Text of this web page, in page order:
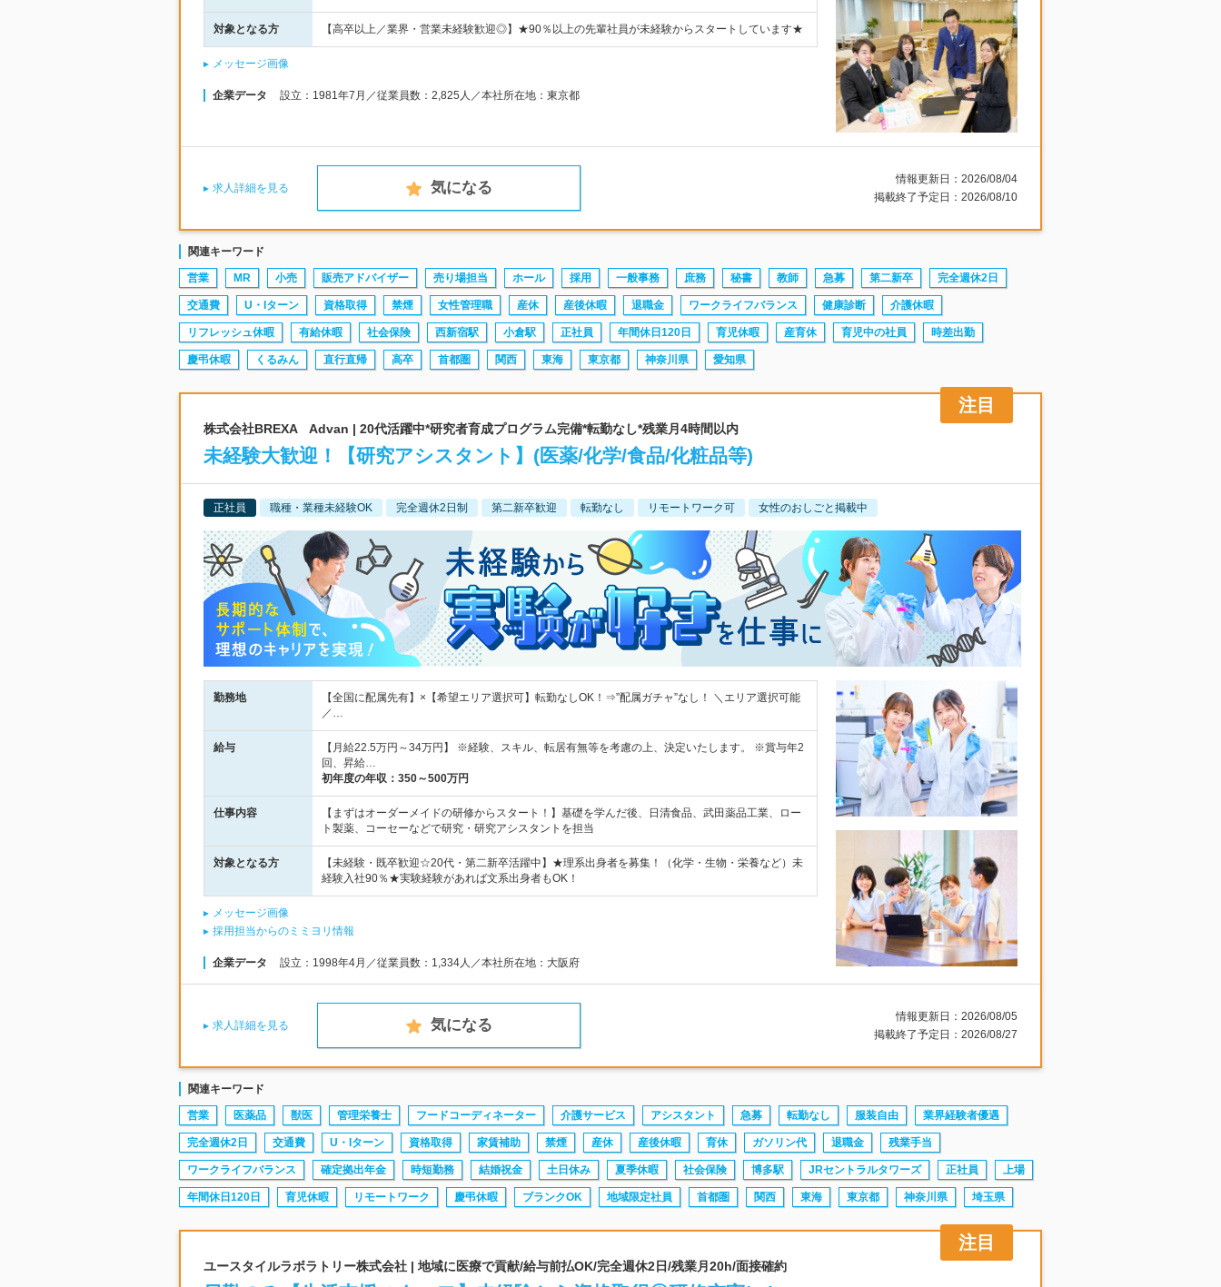
対象となる方 【高卒以上／業界・営業未経験歓迎◎】★90％以上の先輩社員が未経験からスタートしています★
メッセージ画像
企業データ 設立：1981年7月／従業員数：2,825人／本社所在地：東京都
求人詳細を見る 気になる
情報更新日：2026/08/04
掲載終了予定日：2026/08/10
関連キーワード
営業 MR 小売 販売アドバイザー 売り場担当 ホール 採用 一般事務 庶務 秘書 教師 急募 第二新卒 完全週休2日
交通費 U・Iターン 資格取得 禁煙 女性管理職 産休 産後休暇 退職金 ワークライフバランス 健康診断 介護休暇
リフレッシュ休暇 有給休暇 社会保険 西新宿駅 小倉駅 正社員 年間休日120日 育児休暇 産育休 育児中の社員 時差出勤
慶弔休暇 くるみん 直行直帰 高卒 首都圏 関西 東海 東京都 神奈川県 愛知県
株式会社BREXA Advan | 20代活躍中*研究者育成プログラム完備*転勤なし*残業月4時間以内
未経験大歓迎！【研究アシスタント】(医薬/化学/食品/化粧品等)
正社員 職種・業種未経験OK 完全週休2日制 第二新卒歓迎 転勤なし リモートワーク可 女性のおしごと掲載中
勤務地
【全国に配属先有】×【希望エリア選択可】転勤なしOK！⇒”配属ガチャ”なし！ ＼エリア選択可能
／…
給与
【月給22.5万円～34万円】 ※経験、スキル、転居有無等を考慮の上、決定いたします。 ※賞与年2
回、昇給…
初年度の年収： 350～500万円
仕事内容
【まずはオーダーメイドの研修からスタート！】基礎を学んだ後、日清食品、武田薬品工業、ロー
ト製薬、コーセーなどで研究・研究アシスタントを担当
対象となる方
【未経験・既卒歓迎☆20代・第二新卒活躍中】★理系出身者を募集！（化学・生物・栄養など）未
経験入社90％★実験経験があれば文系出身者もOK！
メッセージ画像
採用担当からのミミヨリ情報
企業データ 設立：1998年4月／従業員数：1,334人／本社所在地：大阪府
求人詳細を見る 気になる
情報更新日：2026/08/05
掲載終了予定日：2026/08/27
関連キーワード
営業 医薬品 獣医 管理栄養士 フードコーディネーター 介護サービス アシスタント 急募 転勤なし 服装自由 業界経験者優遇
完全週休2日 交通費 U・Iターン 資格取得 家賃補助 禁煙 産休 産後休暇 育休 ガソリン代 退職金 残業手当
ワークライフバランス 確定拠出年金 時短勤務 結婚祝金 土日休み 夏季休暇 社会保険 博多駅 JRセントラルタワーズ 正社員 上場
年間休日120日 育児休暇 リモートワーク 慶弔休暇 ブランクOK 地域限定社員 首都圏 関西 東海 東京都 神奈川県 埼玉県
ユースタイルラボラトリー株式会社 | 地域に医療で貢献/給与前払OK/完全週休2日/残業月20h/面接確約